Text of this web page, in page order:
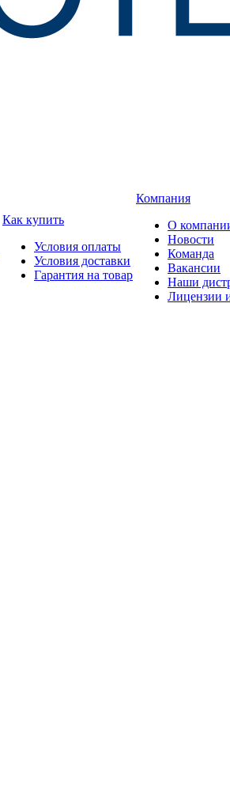
Как купить
Условия оплаты
Условия доставки
Гарантия на товар
Компания
О
Новости
Команда
Вакансии
Наши
Лицензии